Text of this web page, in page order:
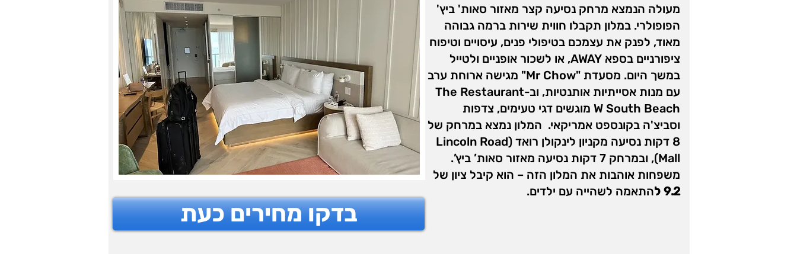
מעולה הנמצא מרחק נסיעה קצר מאזור סאות' ביץ'
הפופולרי. במלון תקבלו חווית שירות ברמה גבוהה
מאוד, לפנק את עצמכם בטיפולי פנים, עיסויים וטיפוח
ציפורניים בספא AWAY, או לשכור אופניים ולטייל
במשך היום. מסעדת "Mr Chow" מגישה ארוחת ערב
עם מנות אסייתיות אותנטיות, וב-The Restaurant
W South Beach מוגשים דגי טעימים, צדפות
וסביצ'ה בקונספט אמריקאי. המלון נמצא במרחק של
8 דקות נסיעה מקניון לינקולן רואד (Lincoln Road
Mall), ובמרחק 7 דקות נסיעה מאזור סאות’ ביץ’.
משפחות אוהבות את המלון הזה – הוא קיבל ציון של
9.2 ל
התאמה לשהייה עם ילדים.
בדקו מחירים כעת